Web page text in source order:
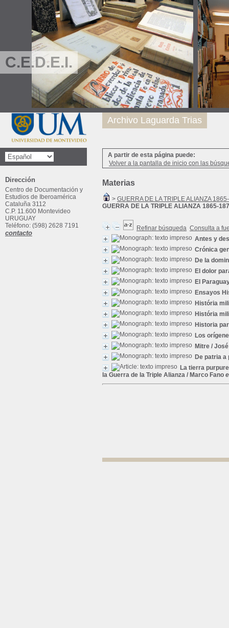
C.E.D.E.I.
A partir de esta página puede:
Volver a la pantalla de inicio con las
Materias
> GUERRA DE LA TRIPLE ALIANZA
GUERRA DE LA TRIPLE ALIANZA 1865-
Refinar búsqueda Consulta a
Antes y
Crónica
De la
El dolor
El
Ensayos
História
História
Historia
Los
Mitre /
De patria a
La tierra
la Guerra de la Triple Alianza / Marco Fano
Archivo Laguarda Trias
Dirección
Centro de Documentación y
Estudios de Iberoamérica
Cataluña 3112
C.P. 11.600 Montevideo
URUGUAY
Teléfono: (598) 2628 7191
contacto